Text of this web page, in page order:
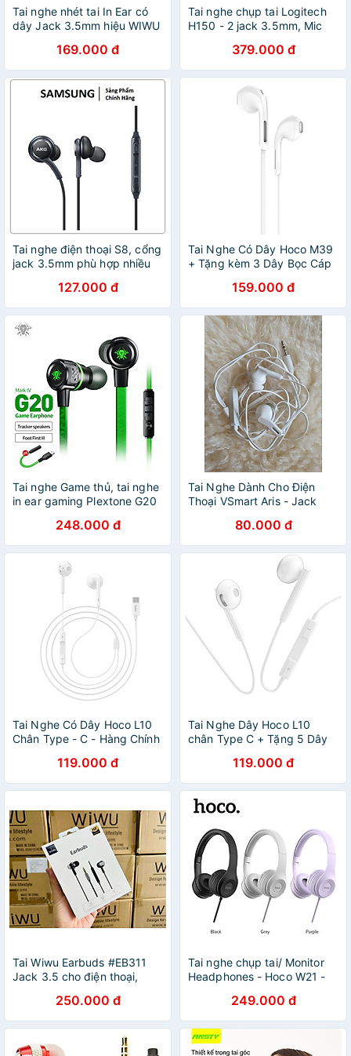
Tai nghe nhét tai In Ear có
dây Jack 3.5mm hiệu WIWU
trợ nghe gọi, mic đàm thoại -
Hàng nhập khẩu
169.000 đ
Tai nghe chụp tai Logitech
H150 - 2 jack 3.5mm, Mic
nổi - Hàng chính hãng - Màu
Trắng
379.000 đ
Tai nghe điện thoại S8, cổng
jack 3.5mm phù hợp nhiều
Hàng chính hãng
127.000 đ
Tai Nghe Có Dây Hoco M39
+ Tặng kèm 3 Dây Bọc Cáp
Xo - Hàng Chính Hãng
159.000 đ
Tai nghe Game thủ, tai nghe
in ear gaming Plextone G20
chống rối, Jack 3.5mm chữ
L chống gẫy, Microphone
Built in Filter Circuit – Hàng
Chính Hãng
248.000 đ
Tai Nghe Dành Cho Điện
Thoại VSmart Aris - Jack
Sống Động - Bass Khoẻ -
Hàng Chính Hãng
80.000 đ
Tai Nghe Có Dây Hoco L10
Chân Type - C - Hàng Chính
Cuốn Bảo Về Dây Tai Nghe
Lò Xo
119.000 đ
Tai Nghe Dây Hoco L10
chân Type C + Tặng 5 Dây
119.000 đ
Tai Wiwu Earbuds #EB311
Jack 3.5 cho điện thoại,
đàm thoại âm thanh HD -
Hàng chính hãng
250.000 đ
Tai nghe chụp tai/ Monitor
Headphones - Hoco W21 -
40mm, Mic đàm thoại, Dây
dài 1.2m, Mút đệm chống ồn
và chống đau tai - Màu ngẫu
nhiên - Hàng chính hãng
249.000 đ